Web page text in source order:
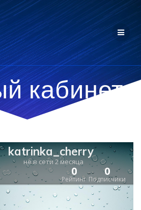
кабинет
katrinka_cherry
не в сети 2 месяца
Рейтинг
0
Подписчики
0